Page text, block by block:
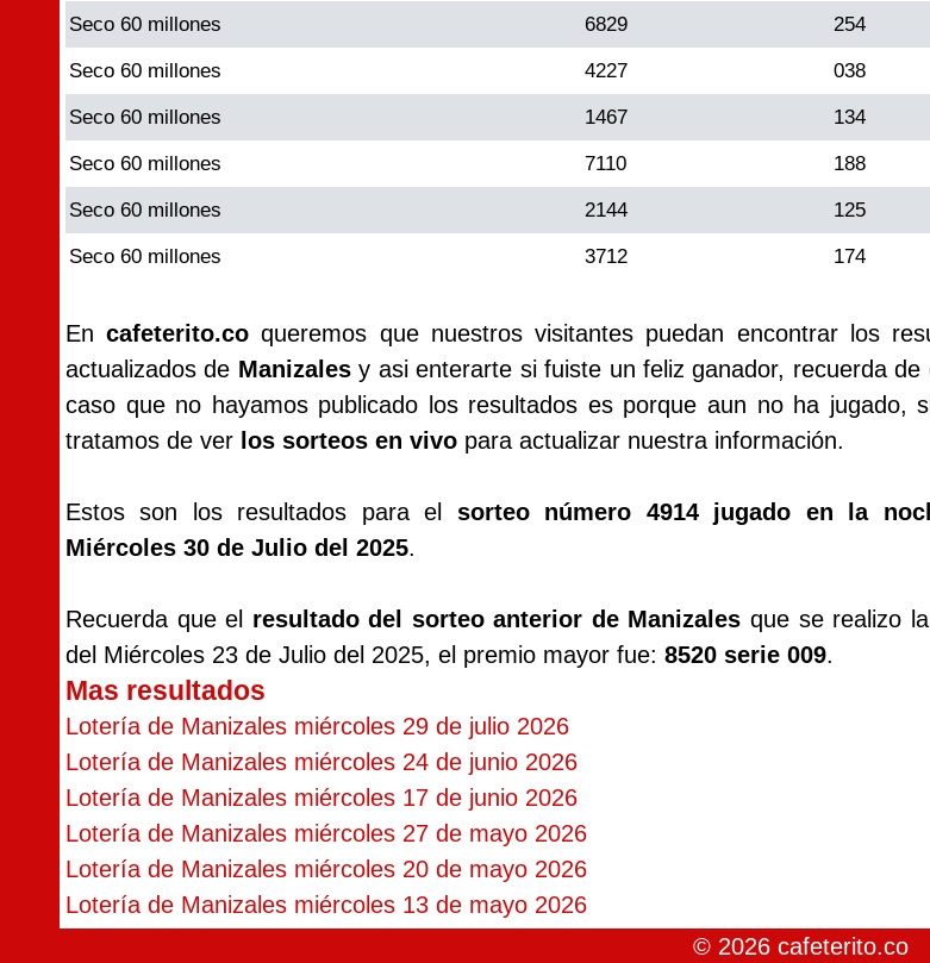
Seco 60 millones 6829 254
Seco 60 millones 4227 038
Seco 60 millones 1467 134
Seco 60 millones 7110 188
Seco 60 millones 2144 125
Seco 60 millones 3712 174
Encafeterito.co queremos que nuestros visitantes puedan encontrar los
actualizados de Manizalesy asi enterarte si fuiste un feliz ganador, recuerda de
caso que no hayamos publicado los resultados es porque aun no ha jugado,
tratamos de ver los sorteos en vivo para actualizar nuestra información.
Estos son los resultados para el sorteo número 4914 jugado en la
Miércoles 30 de Julio del 2025.
Recuerda que el resultado del sorteo anterior de Manizales que se realizo
del Miércoles 23 de Julio del 2025, el premio mayor fue: 8520 serie 009.
Mas resultados
Lotería de Manizales miércoles 29 de julio 2026
Lotería de Manizales miércoles 24 de junio 2026
Lotería de Manizales miércoles 17 de junio 2026
Lotería de Manizales miércoles 27 de mayo 2026
Lotería de Manizales miércoles 20 de mayo 2026
Lotería de Manizales miércoles 13 de mayo 2026
© 2026 cafeterito.co